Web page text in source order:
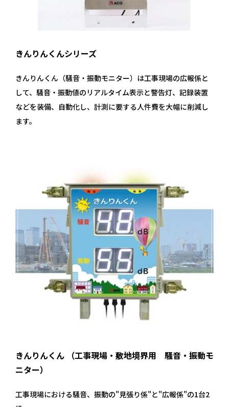
きんりんくんシリーズ
きんりんくん（騒音・振動モニター）は工事現場の広報係と
して、騒音・振動値のリアルタイム表示と警告灯、記録装置
などを装備、自動化し、計測に要する人件費を大幅に削減し
ます。
きんりんくん （工事現場・敷地境界用 騒音・振動モ
ニター）
工事現場における騒音、振動の"見張り係"と"広報係"の1台2